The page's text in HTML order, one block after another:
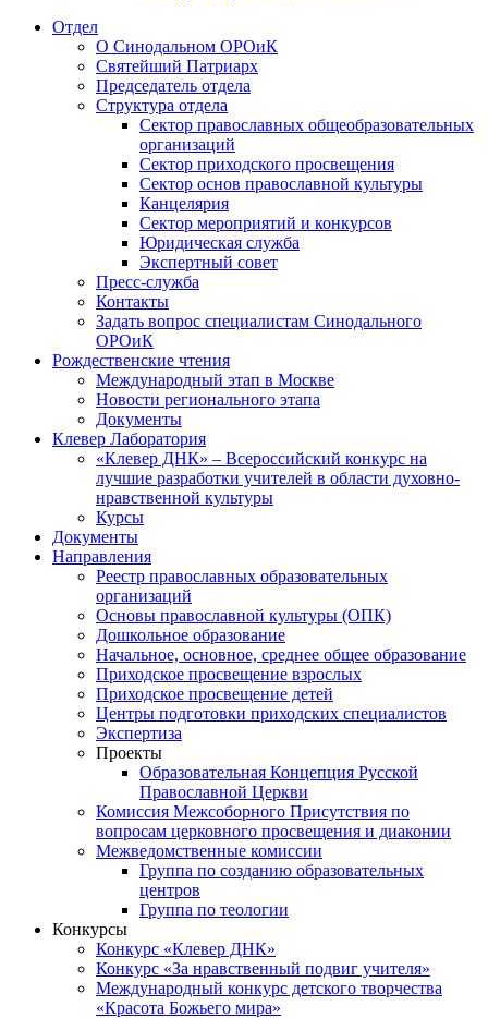
Отдел
О Синодальном ОРОиК
Святейший Патриарх
Председатель отдела
Структура отдела
Сектор православных общеобразовательных
организаций
Сектор приходского просвещения
Сектор основ православной культуры
Канцелярия
Сектор мероприятий и конкурсов
Юридическая служба
Экспертный совет
Пресс-служба
Контакты
Задать вопрос специалистам Синодального
ОРОиК
Рождественские чтения
Международный этап в Москве
Новости регионального этапа
Документы
Клевер Лаборатория
«Клевер ДНК» – Всероссийский конкурс на
лучшие разработки учителей в области духовно-
нравственной культуры
Курсы
Документы
Направления
Реестр православных образовательных
организаций
Основы православной культуры (ОПК)
Дошкольное образование
Начальное, основное, среднее общее образование
Приходское просвещение взрослых
Приходское просвещение детей
Центры подготовки приходских специалистов
Экспертиза
Проекты
Образовательная Концепция Русской
Православной Церкви
Комиссия Межсоборного Присутствия по
вопросам церковного просвещения и диаконии
Межведомственные комиссии
Группа по созданию образовательных
центров
Группа по теологии
Конкурсы
Конкурс «Клевер ДНК»
Конкурс «За нравственный подвиг учителя»
Международный конкурс детского творчества
«Красота Божьего мира»